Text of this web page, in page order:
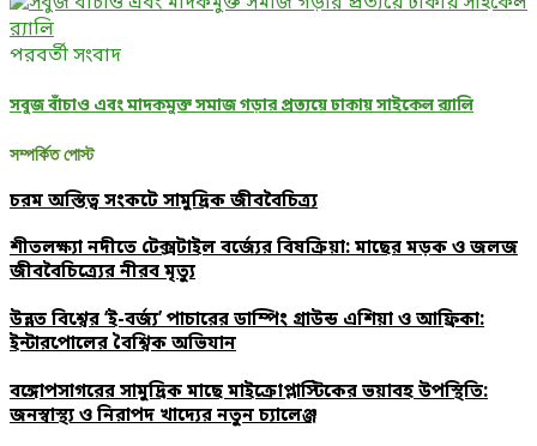
পরবর্তী সংবাদ
সবুজ বাঁচাও এবং মাদকমুক্ত সমাজ গড়ার প্রত্যয়ে ঢাকায় সাইকেল র‌্যালি
সম্পর্কিত পোস্ট
চরম অস্তিত্ব সংকটে সামুদ্রিক জীববৈচিত্র্য
শীতলক্ষ্যা নদীতে টেক্সটাইল বর্জ্যের বিষক্রিয়া: মাছের মড়ক ও জলজ
জীববৈচিত্র্যের নীরব মৃত্যু
উন্নত বিশ্বের ‘ই-বর্জ্য’ পাচারের ডাম্পিং গ্রাউন্ড এশিয়া ও আফ্রিকা:
ইন্টারপোলের বৈশ্বিক অভিযান
বঙ্গোপসাগরের সামুদ্রিক মাছে মাইক্রোপ্লাস্টিকের ভয়াবহ উপস্থিতি:
জনস্বাস্থ্য ও নিরাপদ খাদ্যের নতুন চ্যালেঞ্জ